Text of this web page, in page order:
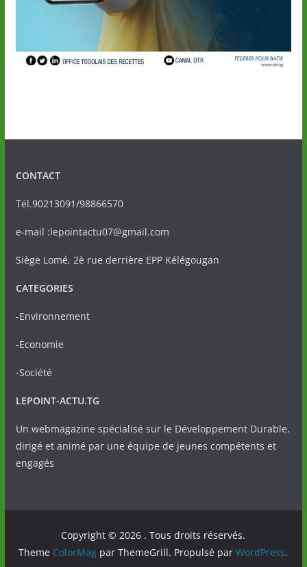
CONTACT
Tél.90213091/98866570
e-mail :lepointactu07@gmail.com
Siège Lomé, 2è rue derrière EPP Kélégougan
CATEGORIES
-Environnement
-Economie
-Société
LEPOINT-ACTU.TG
Un webmagazine spécialisé sur le Développement Durable,
dirigé et animé par une équipe de jeunes compétents et
engagés
Copyright © 2026 . Tous droits réservés.
Theme ColorMag par ThemeGrill. Propulsé parWordPress.